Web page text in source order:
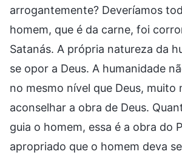
arrogantemente? Deveríamos
homem, que é da carne, foi
Satanás. A própria natureza da
se opor a Deus. A humanidade
no mesmo nível que Deus, muito
aconselhar a obra de Deus.
guia o homem, essa é a obra do
apropriado que o homem deva